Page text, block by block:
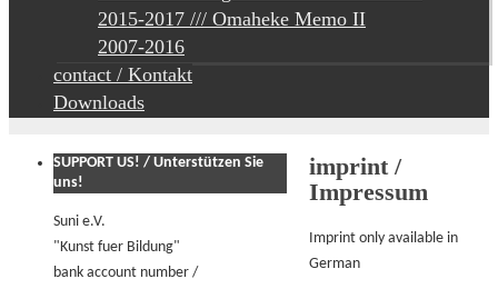
2015-2017 /// Omaheke Memo II
2007-2016
contact / Kontakt
Downloads
imprint /
Impressum
Imprint only available in
German
SUPPORT US! / Unterstützen Sie
uns!
Suni e.V.
"Kunst fuer Bildung"
bank account number /